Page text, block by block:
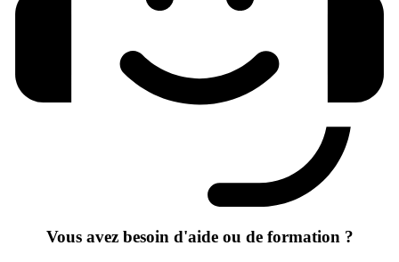
Vous avez besoin d'aide ou de formation ?